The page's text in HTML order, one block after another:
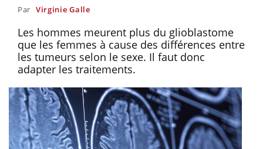
Par Virginie Galle
Les hommes meurent plus du glioblastome
que les femmes à cause des différences entre
les tumeurs selon le sexe. Il faut donc
adapter les traitements.